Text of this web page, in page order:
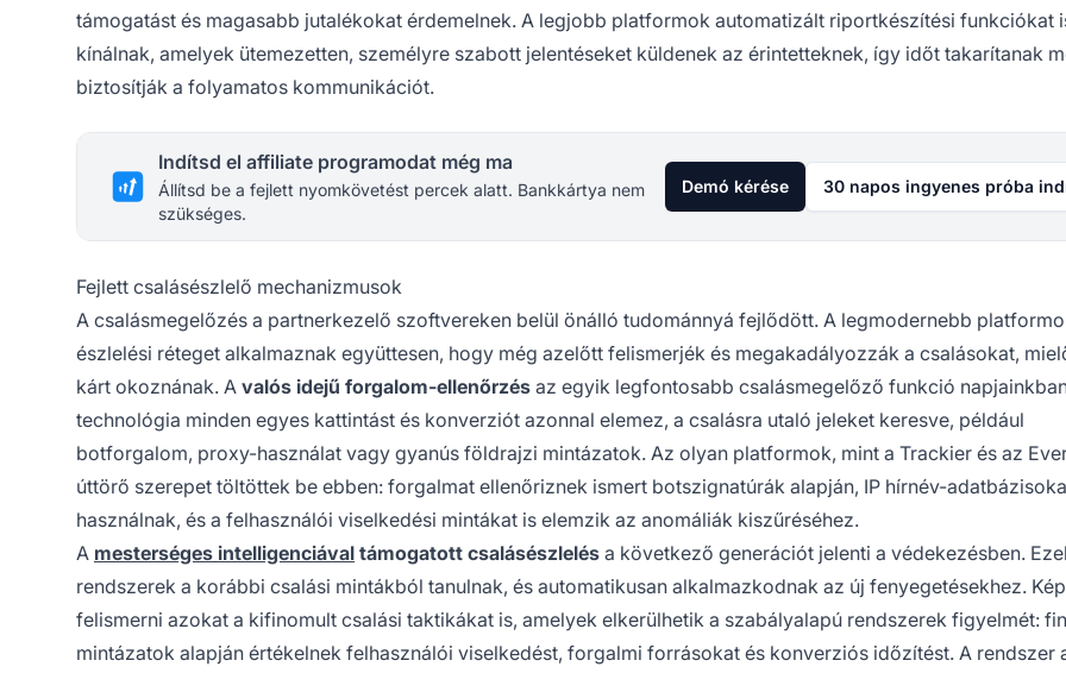
támogatást és magasabb jutalékokat érdemelnek. A legjobb platformok automatizált riportkészítési funkciókat
kínálnak, amelyek ütemezetten, személyre szabott jelentéseket küldenek az érintetteknek, így időt takarítanak
biztosítják a folyamatos kommunikációt.
Indítsd el affiliate programodat még ma
Állítsd be a fejlett nyomkövetést percek alatt. Bankkártya nem
szükséges.
Demó kérése 30 napos ingyenes próba
Fejlett csalásészlelő mechanizmusok
A csalásmegelőzés a partnerkezelő szoftvereken belül önálló tudománnyá fejlődött. A legmodernebb
észlelési réteget alkalmaznak együttesen, hogy még azelőtt felismerjék és megakadályozzák a csalásokat,
kárt okoznának. A valós idejű forgalom-ellenőrzés az egyik legfontosabb csalásmegelőző funkció
technológia minden egyes kattintást és konverziót azonnal elemez, a csalásra utaló jeleket keresve, például
botforgalom, proxy-használat vagy gyanús földrajzi mintázatok. Az olyan platformok, mint a Trackier és az
úttörő szerepet töltöttek be ebben: forgalmat ellenőriznek ismert botszignatúrák alapján, IP hírnév-
használnak, és a felhasználói viselkedési mintákat is elemzik az anomáliák kiszűréséhez.
A mesterséges intelligenciával támogatott csalásészlelés a következő generációt jelenti a védekezésben.
rendszerek a korábbi csalási mintákból tanulnak, és automatikusan alkalmazkodnak az új fenyegetésekhez.
felismerni azokat a kifinomult csalási taktikákat is, amelyek elkerülhetik a szabályalapú rendszerek figyelmét:
mintázatok alapján értékelnek felhasználói viselkedést, forgalmi forrásokat és konverziós időzítést. A rendszer